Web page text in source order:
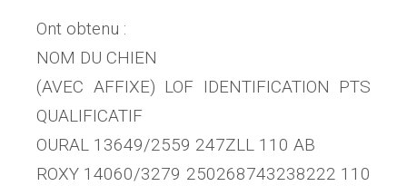
Ont obtenu :
NOM DU CHIEN
(AVEC AFFIXE) LOF IDENTIFICATION PTS
QUALIFICATIF
OURAL 13649/2559 247ZLL 110 AB
ROXY 14060/3279 250268743238222 110